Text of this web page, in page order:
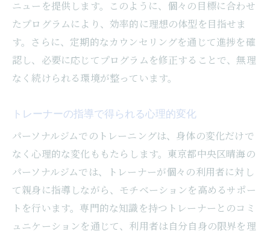
ニューを提供します。このように、個々の目標に合わせ
たプログラムにより、効率的に理想の体型を目指せま
す。さらに、定期的なカウンセリングを通じて進捗を確
認し、必要に応じてプログラムを修正することで、無理
なく続けられる環境が整っています。
トレーナーの指導で得られる心理的変化
パーソナルジムでのトレーニングは、身体の変化だけで
なく心理的な変化ももたらします。東京都中央区晴海の
パーソナルジムでは、トレーナーが個々の利用者に対し
て親身に指導しながら、モチベーションを高めるサポー
トを行います。専門的な知識を持つトレーナーとのコミ
ュニケーションを通じて、利用者は自分自身の限界を理